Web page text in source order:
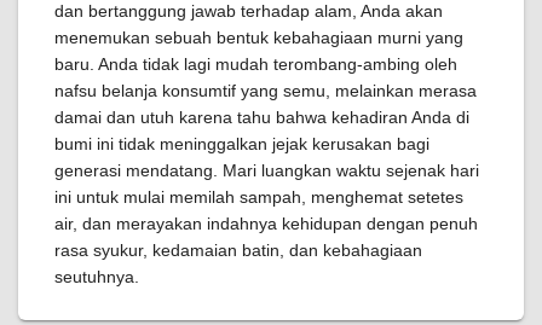
dan bertanggung jawab terhadap alam, Anda akan
menemukan sebuah bentuk kebahagiaan murni yang
baru. Anda tidak lagi mudah terombang-ambing oleh
nafsu belanja konsumtif yang semu, melainkan merasa
damai dan utuh karena tahu bahwa kehadiran Anda di
bumi ini tidak meninggalkan jejak kerusakan bagi
generasi mendatang. Mari luangkan waktu sejenak hari
ini untuk mulai memilah sampah, menghemat setetes
air, dan merayakan indahnya kehidupan dengan penuh
rasa syukur, kedamaian batin, dan kebahagiaan
seutuhnya.